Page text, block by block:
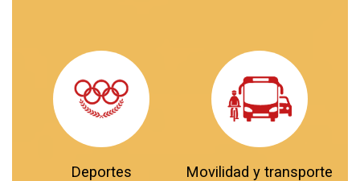
Deportes Movilidad y transporte